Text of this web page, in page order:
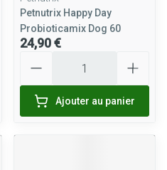
Petnutrix Happy Day
Probioticamix Dog 60
24,90 €
Ajouter au panier